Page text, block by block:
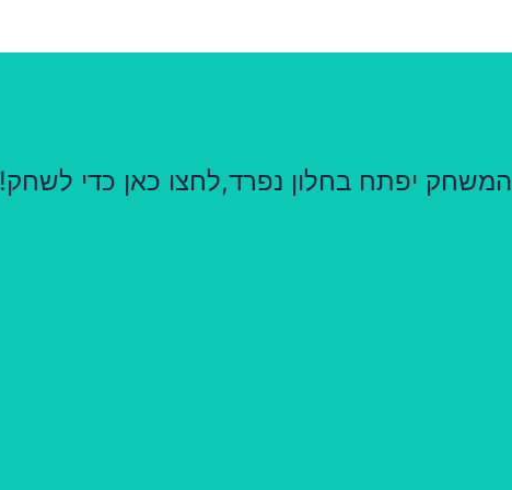
המשחק יפתח בחלון נפרד,לחצו כאן כדי לשחק!